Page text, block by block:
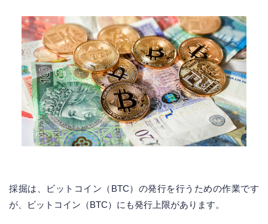
採掘は、ビットコイン（BTC）の発行を行うための作業です
が、ビットコイン（BTC）にも発行上限があります。